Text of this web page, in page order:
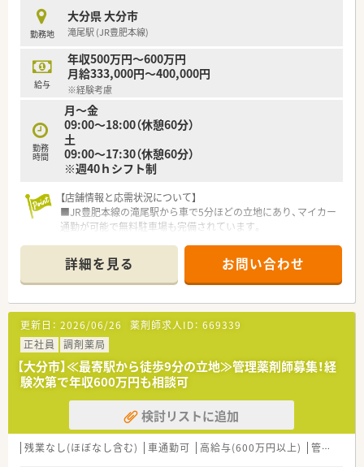
大切にできる環境です。
■住宅手当や家族手当などの諸手当も充実しており、生活面も安
心して働けます。
勤務地
大分県 大分市
滝尾駅 (JR豊肥本線)
給与
年収500万円～600万円
月給333,000円～400,000円
※経験考慮
勤務
時間
月～金
09:00～18:00（休憩60分）
土
09:00～17:30（休憩60分）
※週40ｈシフト制
【店舗情報と応需状況について】
■JR豊肥本線の滝尾駅から車で5分ほどの立地にあり、マイカー
通勤が可能で無料駐車場も完備されています。
などの処方箋を1日平均65枚ほど応需しています。
■薬剤師は正社員が3名在籍しており、管理栄養士や事務スタッ
フと協力しながら円滑な店舗運営を行っています。
【募集背景と求める人物像について】
■調剤経験が3年から5年以上ある方を歓迎しており、即戦力と
して現場をリードしていただける方を求めています。
■将来的に薬局長やブロック長などのマネジメント職を目指し
たいという意欲的な方のキャリアアップを支援します。
■大手チェーンでの勤務経験をお持ちの方や、研修認定薬剤師な
どの専門資格を保有している方を優遇して採用します。
【法人特徴について】
■大手医薬品ネットワークグループの一員として安定した経営
詳細を見る お問い合わせ
更新日： 2026/06/26 薬剤師求人ID： 669339
正社員
調剤薬局
【大分市】≪最寄駅から徒歩9分の立地≫管理薬剤師募集！経
験次第で年収600万円も相談可
検討リストに追加
残業なし(ほぼなし含む) 車通勤可 高給与(600万円以上) 管理薬剤師